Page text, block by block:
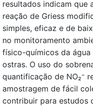
resultados indicam que
reação de Griess
simples, eficaz e de
no monitoramento
físico-químicos da
ostras. O uso do
quantificação de NO₂⁻
amostragem de fácil
contribuir para estudos